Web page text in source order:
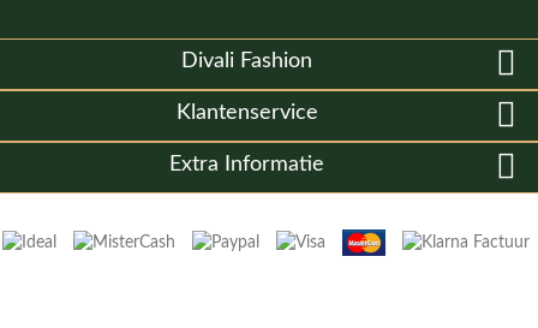
Divali Fashion
Klantenservice
Extra Informatie